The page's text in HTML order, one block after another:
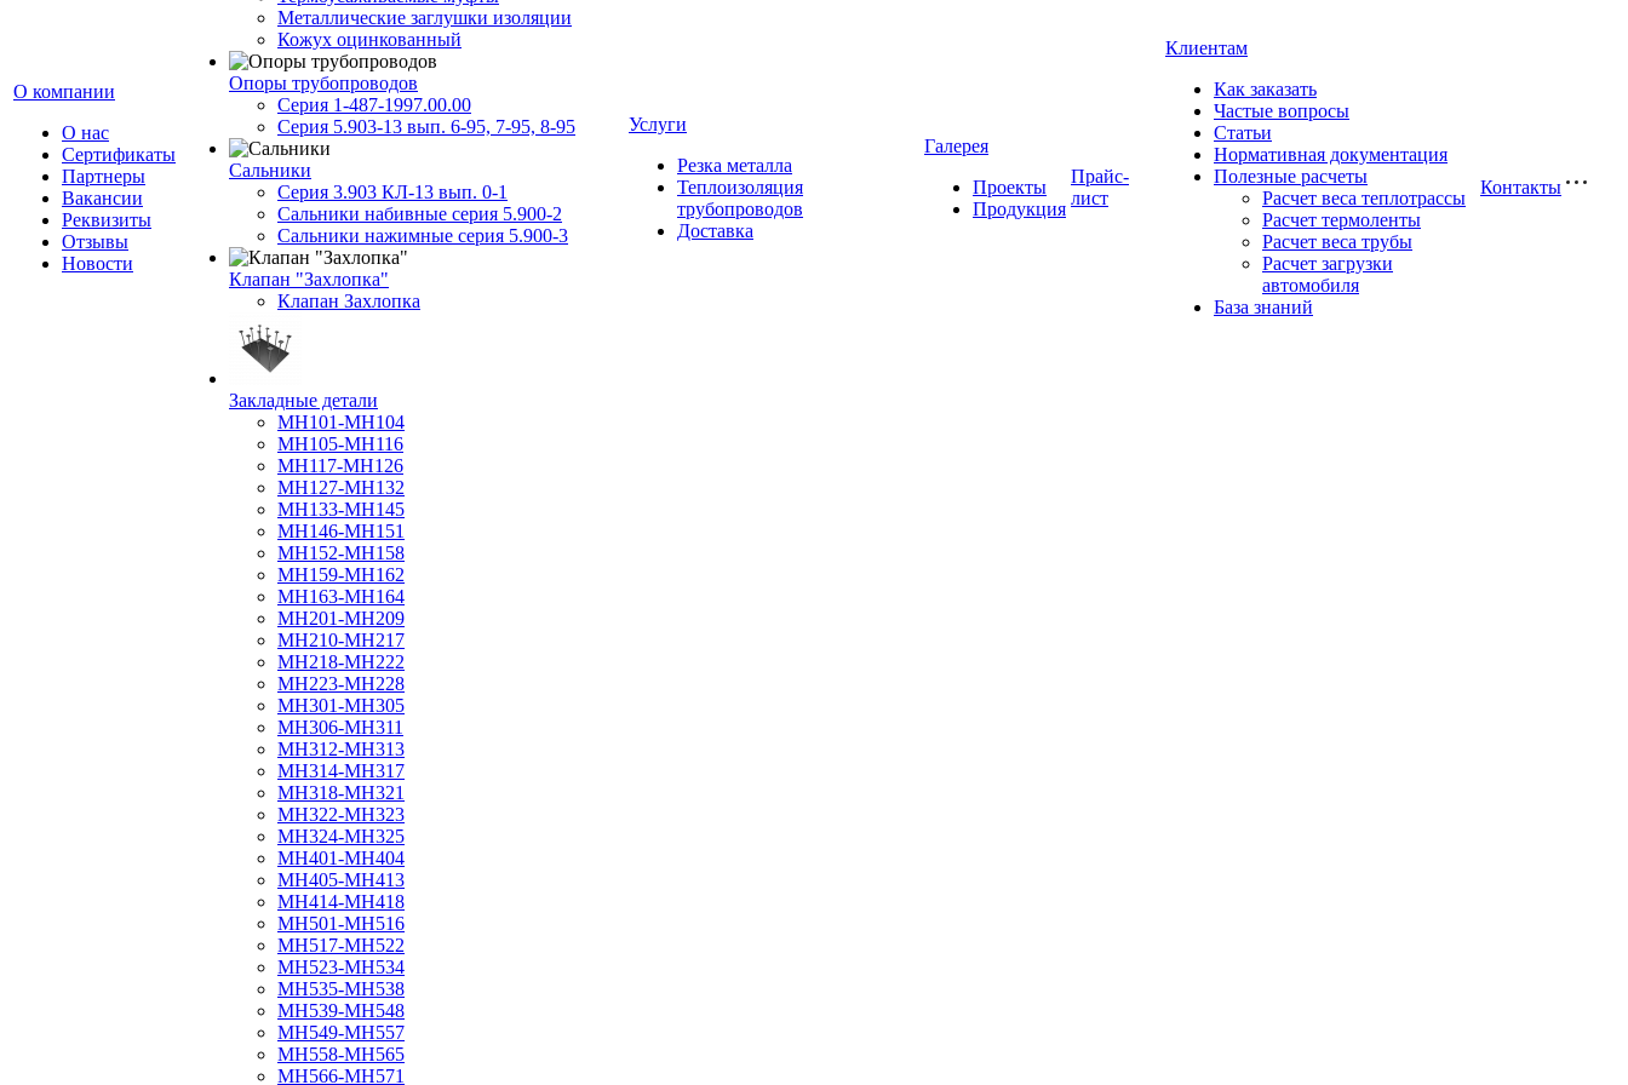
О компании
О нас
Сертификаты
Партнеры
Вакансии
Реквизиты
Отзывы
Новости
Металлические заглушки изоляции
Кожух оцинкованный
Опоры трубопроводов
Серия 1-487-1997.00.00
Серия 5.903-13 вып. 6-95, 7-95, 8-95
Сальники
Серия 3.903 КЛ-13 вып. 0-1
Сальники набивные серия 5.900-2
Сальники нажимные серия 5.900-3
Клапан "Захлопка"
Клапан Захлопка
Закладные детали
МН101-МН104
МН105-МН116
МН117-МН126
МН127-МН132
МН133-МН145
МН146-МН151
МН152-МН158
МН159-МН162
МН163-МН164
МН201-МН209
МН210-МН217
МН218-МН222
МН223-МН228
МН301-МН305
МН306-МН311
МН312-МН313
МН314-МН317
МН318-МН321
МН322-МН323
МН324-МН325
МН401-МН404
МН405-МН413
МН414-МН418
МН501-МН516
МН517-МН522
МН523-МН534
МН535-МН538
МН539-МН548
МН549-МН557
МН558-МН565
МН566-МН571
Услуги
Резка металла
Теплоизоляция
трубопроводов
Доставка
Галерея
Проекты
Продукция
Прайс-
лист
Клиентам
Как заказать
Частые вопросы
Статьи
Нормативная документация
Полезные расчеты
Расчет веса теплотрассы
Расчет термоленты
Расчет веса трубы
Расчет загрузки
автомобиля
База знаний
Контакты